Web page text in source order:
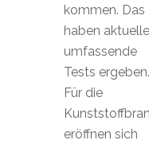
kommen. Das
haben
umfassende
Tests ergeben.
Für die
eröffnen sich